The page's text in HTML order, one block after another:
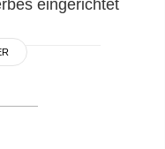
eingerichtet